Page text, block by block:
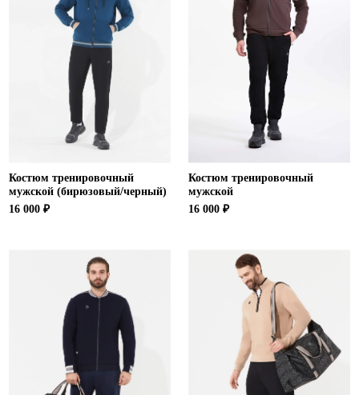
Костюм тренировочный
мужской (бирюзовый/черный)
16 000 ₽
Костюм тренировочный
мужской
16 000 ₽